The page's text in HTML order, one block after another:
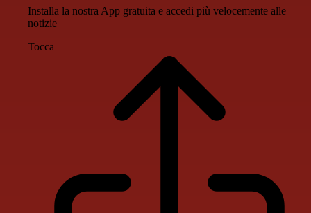
Installa la nostra App gratuita e accedi più velocemente alle
notizie
Tocca